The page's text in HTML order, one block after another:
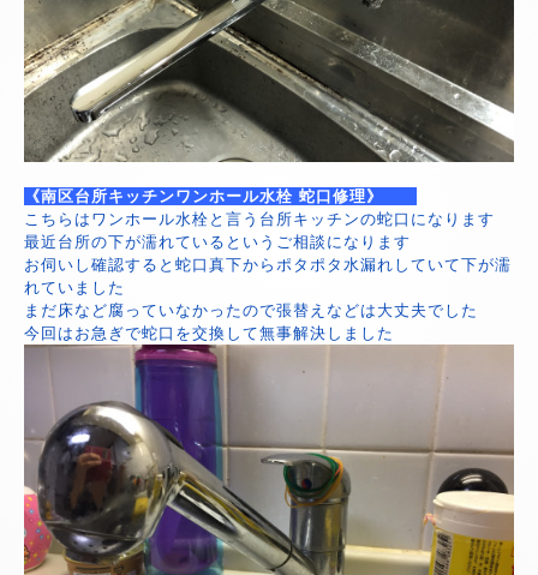
《南区台所キッチンワンホール水栓 蛇口修理》
こちらはワンホール水栓と言う台所キッチンの蛇口になります
最近台所の下が濡れているというご相談になります
お伺いし確認すると蛇口真下からポタポタ水漏れしていて下が濡
れていました
まだ床など腐っていなかったので張替えなどは大丈夫でした
今回はお急ぎで蛇口を交換して無事解決しました